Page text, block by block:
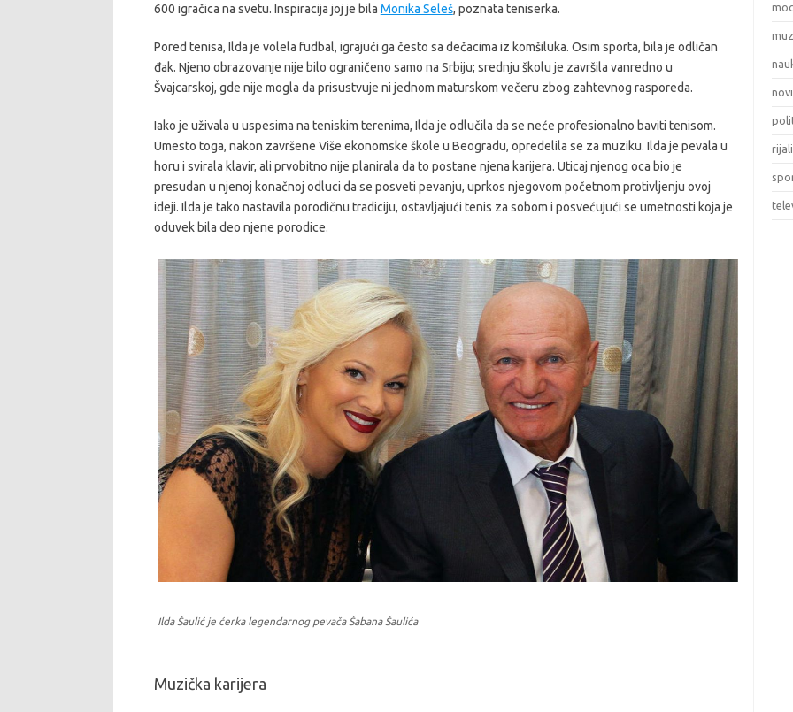
600 igračica na svetu. Inspiracija joj je bila Monika Seleš, poznata teniserka.
Pored tenisa, Ilda je volela fudbal, igrajući ga često sa dečacima iz komšiluka. Osim sporta, bila je odličan
đak. Njeno obrazovanje nije bilo ograničeno samo na Srbiju; srednju školu je završila vanredno u
Švajcarskoj, gde nije mogla da prisustvuje ni jednom maturskom večeru zbog zahtevnog rasporeda.
Iako je uživala u uspesima na teniskim terenima, Ilda je odlučila da se neće profesionalno baviti tenisom.
Umesto toga, nakon završene Više ekonomske škole u Beogradu, opredelila se za muziku. Ilda je pevala u
horu i svirala klavir, ali prvobitno nije planirala da to postane njena karijera. Uticaj njenog oca bio je
presudan u njenoj konačnoj odluci da se posveti pevanju, uprkos njegovom početnom protivljenju ovoj
ideji. Ilda je tako nastavila porodičnu tradiciju, ostavljajući tenis za sobom i posvećujući se umetnosti koja je
oduvek bila deo njene porodice.
Ilda Šaulić je ćerka legendarnog pevača Šabana Šaulića
Muzička karijera